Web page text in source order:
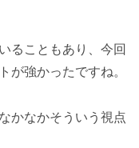
ることもあり、今回
が強かったですね。
かなかそういう視点